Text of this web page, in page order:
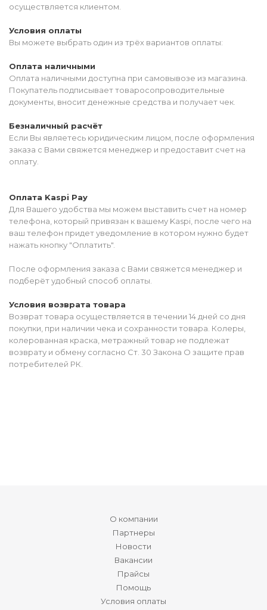
осуществляется клиентом.
Условия оплаты
Вы можете выбрать один из трёх вариантов оплаты:
Оплата наличными
Оплата наличными доступна при самовывозе из магазина.
Покупатель подписывает товаросопроводительные
документы, вносит денежные средства и получает чек.
Безналичный расчёт
Если Вы являетесь юридическим лицом, после оформления
заказа с Вами свяжется менеджер и предоставит счет на
оплату.
Оплата Kaspi Pay
Для Вашего удобства мы можем выставить счет на номер
телефона, который привязан к вашему Kaspi, после чего на
ваш телефон придет уведомление в котором нужно будет
нажать кнопку "Оплатить".
После оформления заказа с Вами свяжется менеджер и
подберёт удобный способ оплаты.
Условия возврата товара
Возврат товара осуществляется в течении 14 дней со дня
покупки, при наличии чека и сохранности товара. Колеры,
колерованная краска, метражный товар не подлежат
возврату и обмену согласно Ст. 30 Закона О защите прав
потребителей РК.
О компании
Партнеры
Новости
Вакансии
Прайсы
Помощь
Условия оплаты